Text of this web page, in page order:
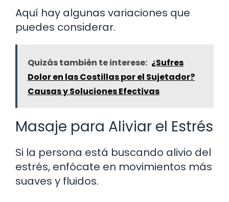
Aquí hay algunas variaciones que
puedes considerar.
Quizás también te interese: ¿Sufres
Dolor en las Costillas por el Sujetador?
Causas y Soluciones Efectivas
Masaje para Aliviar el Estrés
Si la persona está buscando alivio del
estrés, enfócate en movimientos más
suaves y fluidos.